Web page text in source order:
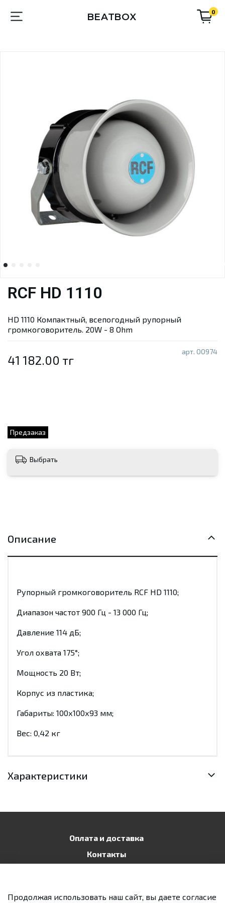
BEATBOX 0
арт. 00974
Предзаказ
RCF HD 1110
41 182.00 тг
HD 1110 Компактный, всепогодный рупорный
громкоговоритель. 20W - 8 Ohm
Выбрать
Описание
Рупорный громкоговоритель RCF HD 1110;
Диапазон частот 900 Гц - 13 000 Гц;
Давление 114 дБ;
Угол охвата 175°;
Мощность 20 Вт;
Корпус из пластика;
Габариты: 100х100х93 мм;
Вес: 0,42 кг
Характеристики
Оплата и доставка
Контакты
Продолжая использовать наш сайт, вы даете согласие